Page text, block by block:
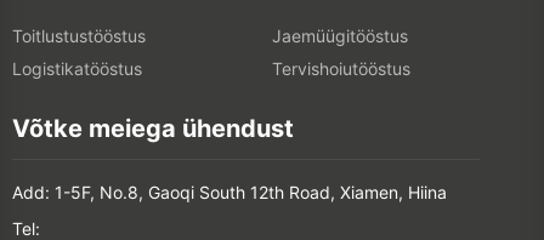
Toitlustustööstus
Jaemüügitööstus
Logistikatööstus
Tervishoiutööstus
Võtke meiega ühendust
Add: 1-5F, No.8, Gaoqi South 12th Road, Xiamen, Hiina
Tel: